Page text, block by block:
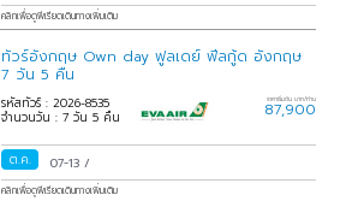
คลิกเพื่อดูพีเรียดเดินทางเพิ่มเติม
ทัวร์อังกฤษ Own day ฟูลเดย์ ฟีลกู้ด อังกฤษ
7 วัน 5 คืน
รหัสทัวร์ : 2026-8535
จำนวนวัน : 7 วัน 5 คืน
ราคาเริ่มต้น บาท/ท่าน
87,900
ต.ค. 07-13/
คลิกเพื่อดูพีเรียดเดินทางเพิ่มเติม